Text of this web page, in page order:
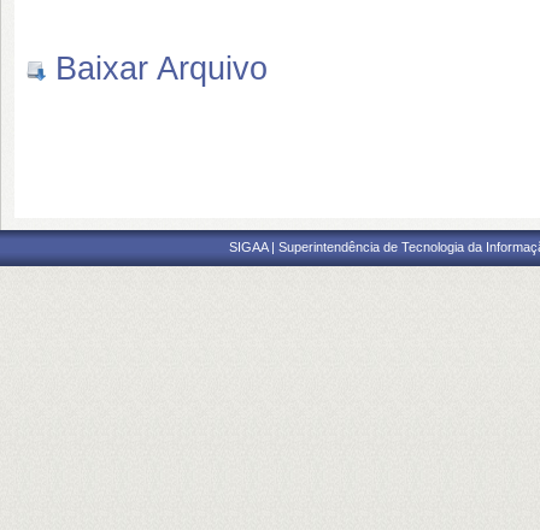
Baixar Arquivo
SIGAA | Superintendência de Tecnologia da